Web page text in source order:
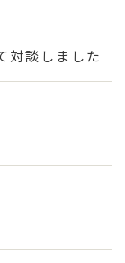
対談しました